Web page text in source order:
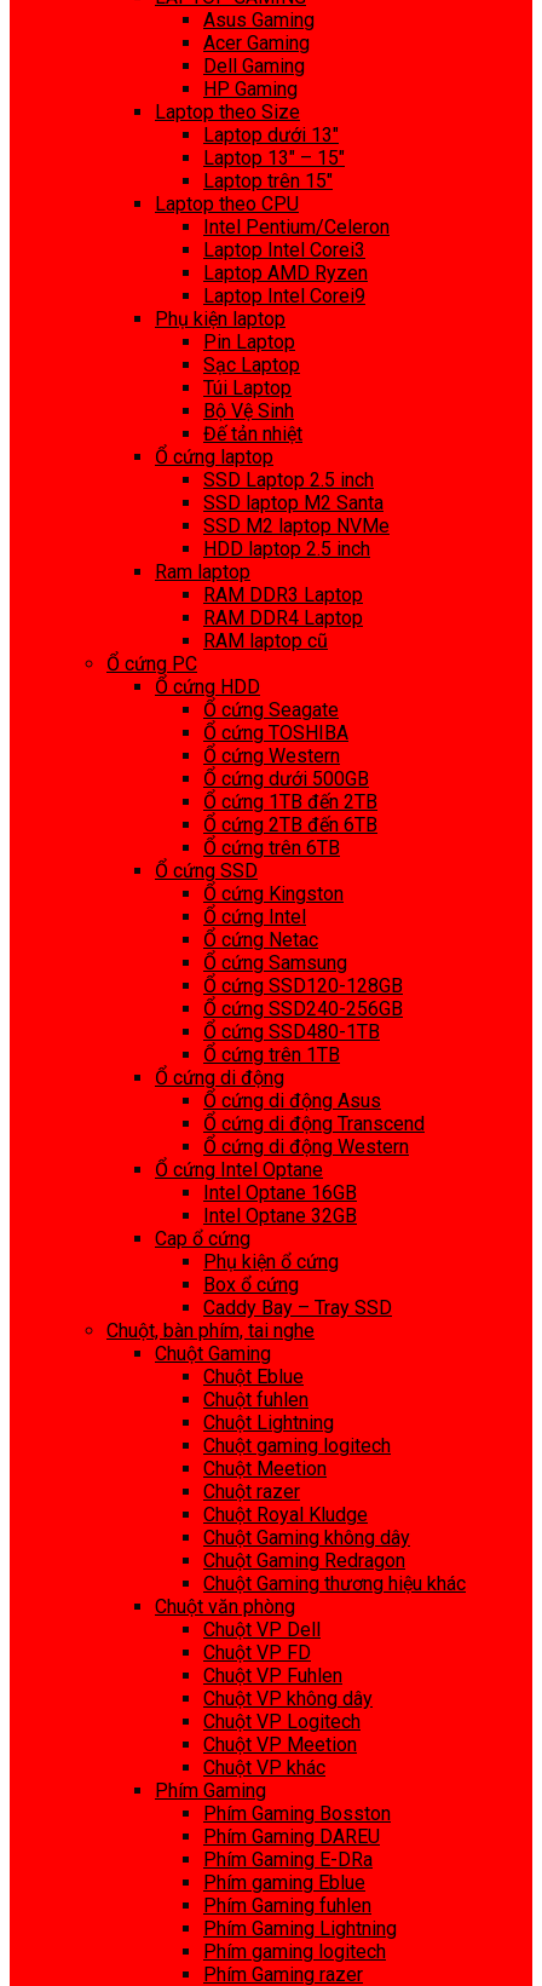
Asus Gaming
Acer Gaming
Dell Gaming
HP Gaming
Laptop theo Size
Laptop dưới 13″
Laptop 13″ – 15″
Laptop trên 15″
Laptop theo CPU
Intel Pentium/Celeron
Laptop Intel Corei3
Laptop AMD Ryzen
Laptop Intel Corei9
Phụ kiện laptop
Pin Laptop
Sạc Laptop
Túi Laptop
Bộ Vệ Sinh
Đế tản nhiệt
Ổ cứng laptop
SSD Laptop 2.5 inch
SSD laptop M2 Santa
SSD M2 laptop NVMe
HDD laptop 2.5 inch
Ram laptop
RAM DDR3 Laptop
RAM DDR4 Laptop
RAM laptop cũ
Ổ cứng PC
Ổ cứng HDD
Ổ cứng Seagate
Ổ cứng TOSHIBA
Ổ cứng Western
Ổ cứng dưới 500GB
Ổ cứng 1TB đến 2TB
Ổ cứng 2TB đến 6TB
Ổ cứng trên 6TB
Ổ cứng SSD
Ổ cứng Kingston
Ổ cứng Intel
Ổ cứng Netac
Ổ cứng Samsung
Ổ cứng SSD120-128GB
Ổ cứng SSD240-256GB
Ổ cứng SSD480-1TB
Ổ cứng trên 1TB
Ổ cứng di động
Ổ cứng di động Asus
Ổ cứng di động Transcend
Ổ cứng di động Western
Ổ cứng Intel Optane
Intel Optane 16GB
Intel Optane 32GB
Cap ổ cứng
Phụ kiện ổ cứng
Box ổ cứng
Caddy Bay – Tray SSD
Chuột, bàn phím, tai nghe
Chuột Gaming
Chuột Eblue
Chuột fuhlen
Chuột Lightning
Chuột gaming logitech
Chuột Meetion
Chuột razer
Chuột Royal Kludge
Chuột Gaming không dây
Chuột Gaming Redragon
Chuột Gaming thương hiệu khác
Chuột văn phòng
Chuột VP Dell
Chuột VP FD
Chuột VP Fuhlen
Chuột VP không dây
Chuột VP Logitech
Chuột VP Meetion
Chuột VP khác
Phím Gaming
Phím Gaming Bosston
Phím Gaming DAREU
Phím Gaming E-DRa
Phím gaming Eblue
Phím Gaming fuhlen
Phím Gaming Lightning
Phím gaming logitech
Phím Gaming razer